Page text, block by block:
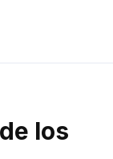
los